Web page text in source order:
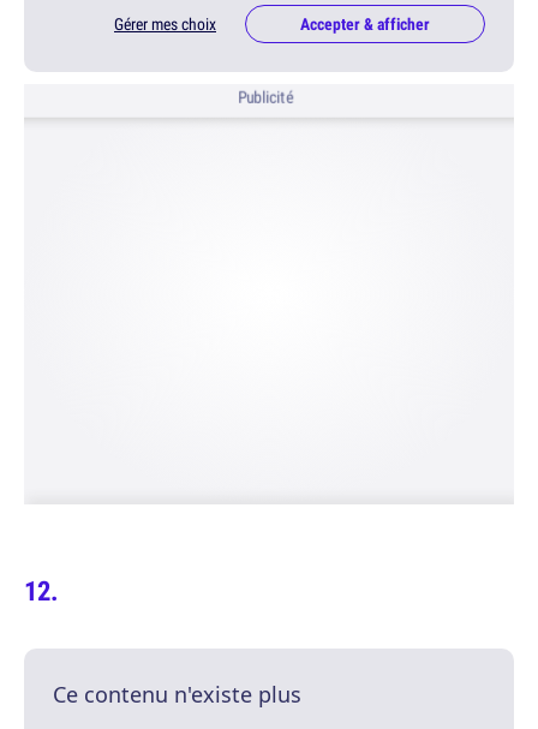
Gérer mes choix Accepter & afficher
Publicité
Ce contenu n'existe plus